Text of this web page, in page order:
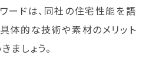
ードは、同社の住宅性能を語
体的な技術や素材のメリット
ましょう。